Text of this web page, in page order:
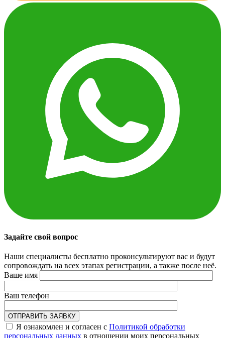
Задайте свой вопрос
Наши специалисты бесплатно проконсультируют вас и будут
сопровождать на всех этапах регистрации, а также после неё.
Ваше имя
Ваш телефон
Я ознакомлен и согласен с Политикой обработки
персональных данных в отношении моих персональных